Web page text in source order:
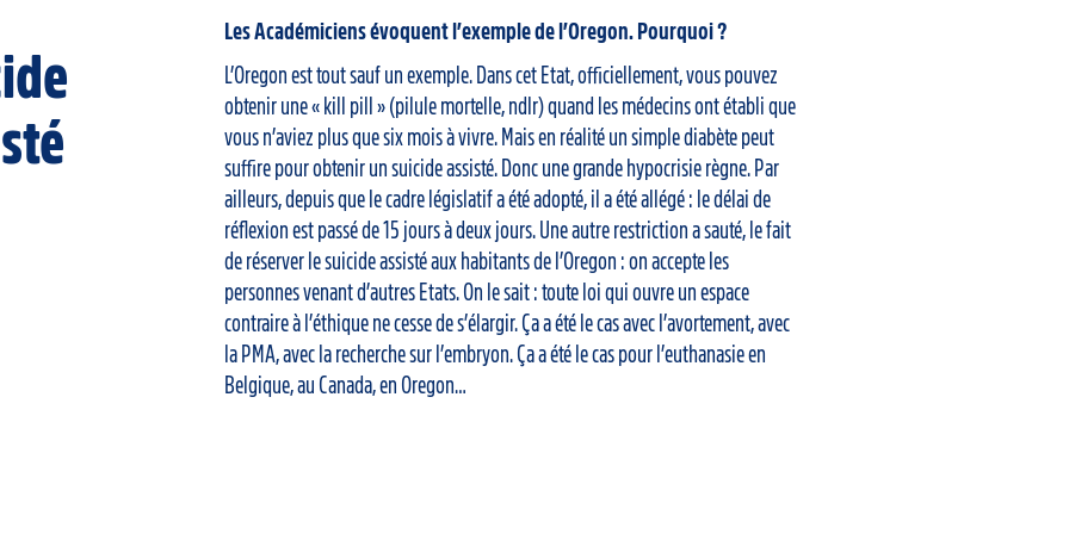
Les Académiciens évoquent l’exemple de l’Oregon. Pourquoi ?
L’Oregon est tout sauf un exemple. Dans cet Etat, officiellement, vous pouvez
obtenir une « kill pill » (pilule mortelle, ndlr) quand les médecins ont établi que
vous n’aviez plus que six mois à vivre. Mais en réalité un simple diabète peut
suffire pour obtenir un suicide assisté. Donc une grande hypocrisie règne. Par
ailleurs, depuis que le cadre législatif a été adopté, il a été allégé : le délai de
réflexion est passé de 15 jours à deux jours. Une autre restriction a sauté, le fait
de réserver le suicide assisté aux habitants de l’Oregon : on accepte les
personnes venant d’autres Etats. On le sait : toute loi qui ouvre un espace
contraire à l’éthique ne cesse de s’élargir. Ça a été le cas avec l’avortement, avec
la PMA, avec la recherche sur l’embryon. Ça a été le cas pour l’euthanasie en
Belgique, au Canada, en Oregon…